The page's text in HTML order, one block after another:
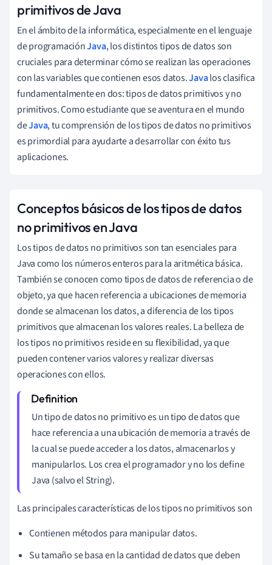
primitivos de Java
En el ámbito de la informática, especialmente en el lenguaje
de programaciónJava, los distintos tipos de datos son
cruciales para determinar cómo se realizan las operaciones
con las variables que contienen esos datos.Javalos clasifica
fundamentalmente en dos: tipos de datos primitivos y no
primitivos. Como estudiante que se aventura en el mundo
deJava, tu comprensión de los tipos de datos no primitivos
es primordial para ayudarte a desarrollar con éxito tus
aplicaciones.
Conceptos básicos de los tipos de datos
no primitivos en Java
Los tipos de datos no primitivos son tan esenciales para
Java como los números enteros para la aritmética básica.
También se conocen como tipos de datos de referencia o de
objeto, ya que hacen referencia a ubicaciones de memoria
donde se almacenan los datos, a diferencia de los tipos
primitivos que almacenan los valores reales. La belleza de
los tipos no primitivos reside en su flexibilidad, ya que
pueden contener varios valores y realizar diversas
operaciones con ellos.
Un tipo de datos no primitivo es un tipo de datos que
hace referencia a una ubicación de memoria a través de
la cual se puede acceder a los datos, almacenarlos y
manipularlos. Los crea el programador y no los define
Java (salvo el String).
Las principales características de los tipos no primitivos son
Contienen métodos para manipular datos.
Su tamaño se basa en la cantidad de datos que deben